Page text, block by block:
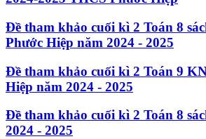
Đề tham khảo cuối kì 2 Toán 8
Phước Hiệp năm 2024 - 2025
Đề tham khảo cuối kì 2 Toán 9
Hiệp năm 2024 - 2025
Đề tham khảo cuối kì 2 Toán 8
2024 - 2025